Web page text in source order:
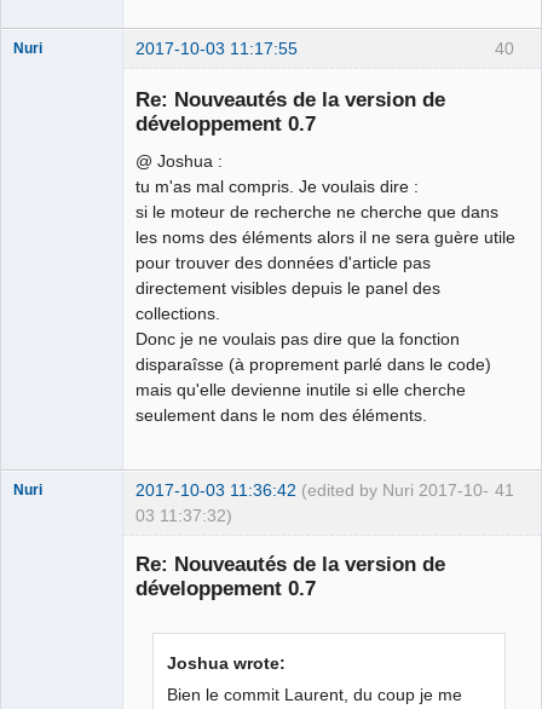
40
Nuri 2017-10-03 11:17:55
Re: Nouveautés de la version de
développement 0.7
@ Joshua :
tu m'as mal compris. Je voulais dire :
si le moteur de recherche ne cherche que dans
les noms des éléments alors il ne sera guère utile
pour trouver des données d'article pas
directement visibles depuis le panel des
collections.
Donc je ne voulais pas dire que la fonction
disparaîsse (à proprement parlé dans le code)
mais qu'elle devienne inutile si elle cherche
seulement dans le nom des éléments.
41
Nuri 2017-10-03 11:36:42 (edited by Nuri 2017-10-
03 11:37:32)
Re: Nouveautés de la version de
développement 0.7
Joshua wrote:
Bien le commit Laurent, du coup je me